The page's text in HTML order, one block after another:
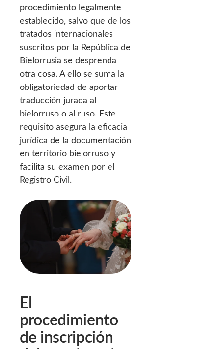
procedimiento legalmente
establecido, salvo que de los
tratados internacionales
suscritos por la República de
Bielorrusia se desprenda
otra cosa. A ello se suma la
obligatoriedad de aportar
traducción jurada al
bielorruso o al ruso. Este
requisito asegura la eficacia
jurídica de la documentación
en territorio bielorruso y
facilita su examen por el
Registro Civil.
El
procedimiento
de inscripción